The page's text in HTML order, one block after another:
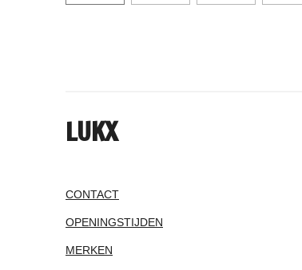
LUKX
CONTACT
OPENINGSTIJDEN
MERKEN